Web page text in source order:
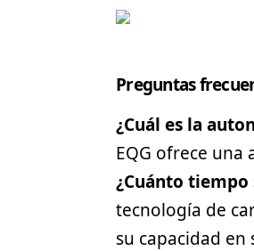
Preguntas
¿Cuál es la
EQG ofrece una
¿Cuánto tiempo
tecnología de
su capacidad